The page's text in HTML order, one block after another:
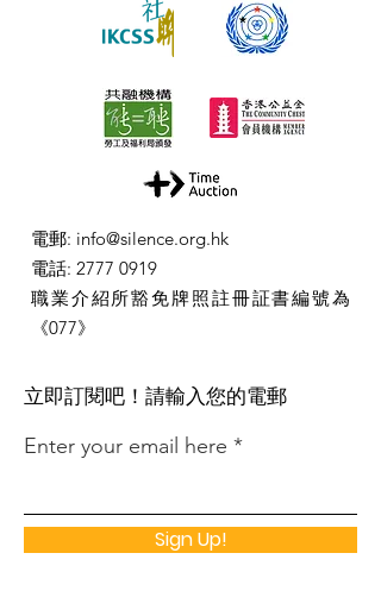
電郵: info@silence.org.hk
電話: 2777 0919
職業介紹所豁免牌照註冊証書編號為
《077》
​立即訂閱吧！請輸入您的電郵
Enter your email here
Sign Up!